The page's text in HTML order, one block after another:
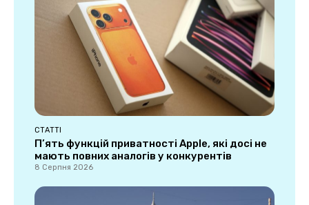
СТАТТІ
П’ять функцій приватності Apple, які досі не
мають повних аналогів у конкурентів
8 Серпня 2026